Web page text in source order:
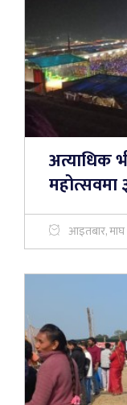
अत्याधिक
महोत्सवमा
आइतबार,